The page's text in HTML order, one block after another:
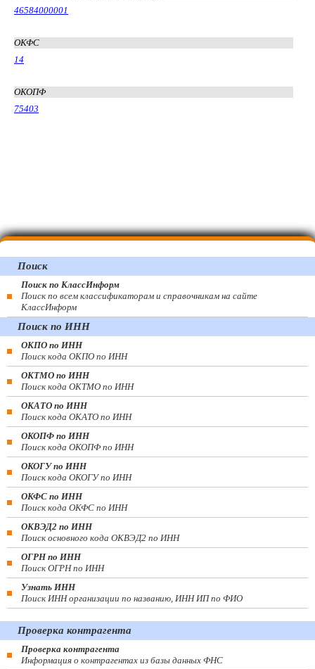
46584000001
ОКФС
14
ОКОПФ
75403
Поиск
Поиск по КлассИнформ
Поиск по всем классификаторам и справочникам на сайте
КлассИнформ
Поиск по ИНН
ОКПО по ИНН
Поиск кода ОКПО по ИНН
ОКТМО по ИНН
Поиск кода ОКТМО по ИНН
ОКАТО по ИНН
Поиск кода ОКАТО по ИНН
ОКОПФ по ИНН
Поиск кода ОКОПФ по ИНН
ОКОГУ по ИНН
Поиск кода ОКОГУ по ИНН
ОКФС по ИНН
Поиск кода ОКФС по ИНН
ОКВЭД2 по ИНН
Поиск основного кода ОКВЭД2 по ИНН
ОГРН по ИНН
Поиск ОГРН по ИНН
Узнать ИНН
Поиск ИНН организации по названию, ИНН ИП по ФИО
Проверка контрагента
Проверка контрагента
Информация о контрагентах из базы данных ФНС